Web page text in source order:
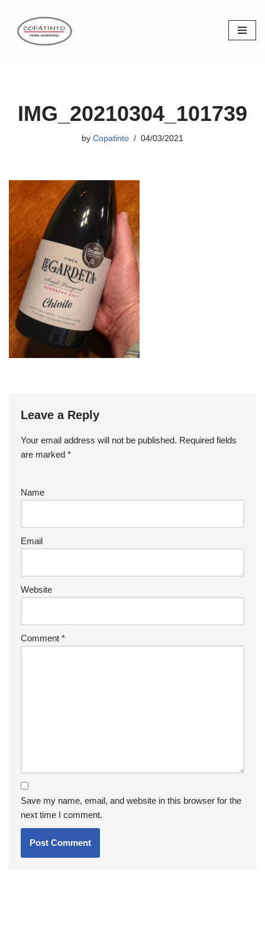
Skip
IMG_20210304_101739
by Copatinto 04/03/2021
Leave a Reply
Your email address will not be published. Required fields
are marked *
Name
Email
Website
Comment *
Save my name, email, and website in this browser for the
next time I comment.